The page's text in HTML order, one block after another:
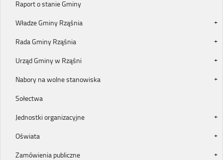
Raport o stanie Gminy
Władze Gminy Rząśnia
Rada Gminy Rząśnia
Urząd Gminy w Rząśni
Nabory na wolne stanowiska
Sołectwa
Jednostki organizacyjne
Oświata
Zamówienia publiczne